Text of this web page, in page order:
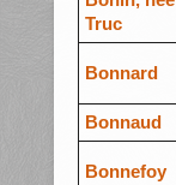
Truc
Bonnard
Bonnaud
Bonnefoy